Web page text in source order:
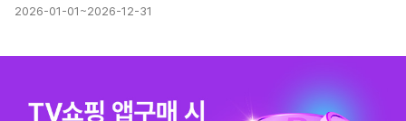
2026-01-01~2026-12-31